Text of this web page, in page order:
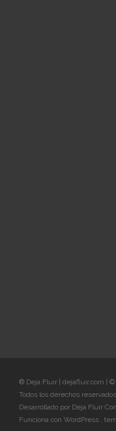
® Deja Fluir | dejafluir.com |
Todos los derechos
Desarrollado por Deja Fluir
Funciona con WordPress
,